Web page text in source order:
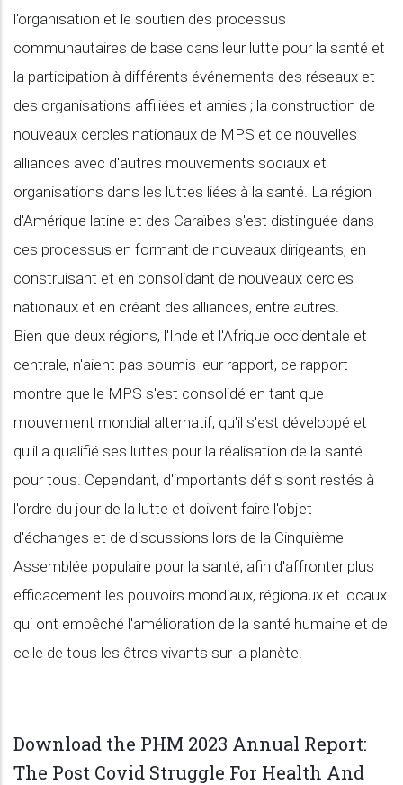
l'organisation et le soutien des processus
communautaires de base dans leur lutte pour la santé et
la participation à différents événements des réseaux et
des organisations affiliées et amies ; la construction de
nouveaux cercles nationaux de MPS et de nouvelles
alliances avec d'autres mouvements sociaux et
organisations dans les luttes liées à la santé. La région
d'Amérique latine et des Caraïbes s'est distinguée dans
ces processus en formant de nouveaux dirigeants, en
construisant et en consolidant de nouveaux cercles
nationaux et en créant des alliances, entre autres.
Bien que deux régions, l'Inde et l'Afrique occidentale et
centrale, n'aient pas soumis leur rapport, ce rapport
montre que le MPS s'est consolidé en tant que
mouvement mondial alternatif, qu'il s'est développé et
qu'il a qualifié ses luttes pour la réalisation de la santé
pour tous. Cependant, d'importants défis sont restés à
l'ordre du jour de la lutte et doivent faire l'objet
d'échanges et de discussions lors de la Cinquième
Assemblée populaire pour la santé, afin d'affronter plus
efficacement les pouvoirs mondiaux, régionaux et locaux
qui ont empêché l'amélioration de la santé humaine et de
celle de tous les êtres vivants sur la planète.
Download the PHM 2023 Annual Report​​:
The Post Covid Struggle For Health And